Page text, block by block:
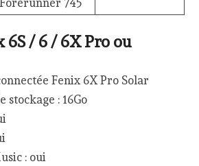
6S / 6 / 6X Pro ou
stockage : 16Go
: oui